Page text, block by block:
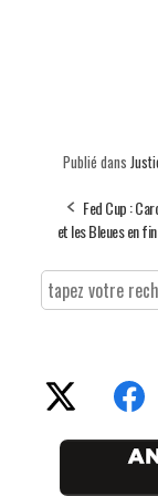
Publié dans
Fed Cup :
et les Bleues en